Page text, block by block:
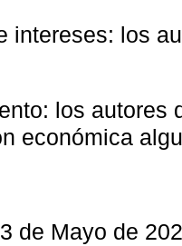
intereses: los
los autores
económica
de Mayo de